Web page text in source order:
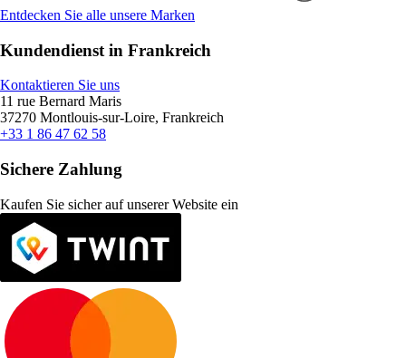
Entdecken Sie alle unsere Marken
Kundendienst in Frankreich
Kontaktieren Sie uns
11 rue Bernard Maris
37270 Montlouis-sur-Loire, Frankreich
+33 1 86 47 62 58
Sichere Zahlung
Kaufen Sie sicher auf unserer Website ein